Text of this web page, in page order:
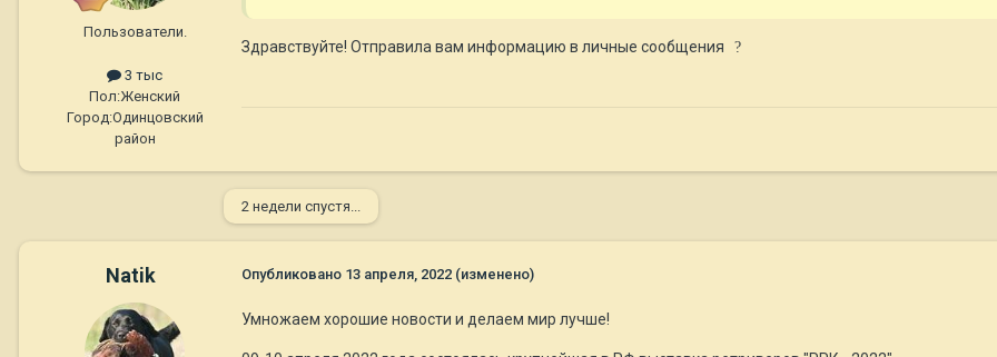
Пользователи.
3 тыс
Пол:Женский
Город:Одинцовский
район
Здравствуйте! Отправила вам информацию в личные сообщения ?
2 недели спустя...
Natik Опубликовано 13 апреля, 2022 (изменено)
Умножаем хорошие новости и делаем мир лучше!